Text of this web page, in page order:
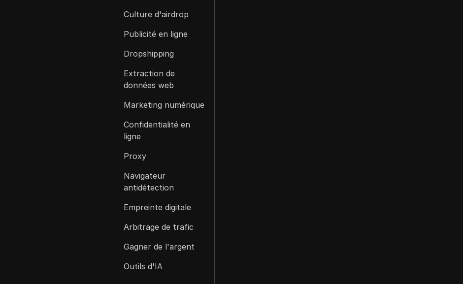
Culture d'airdrop
Publicité en ligne
Dropshipping
Extraction de
données web
Marketing numérique
Confidentialité en
ligne
Proxy
Navigateur
antidétection
Empreinte digitale
Arbitrage de trafic
Gagner de l'argent
Outils d'IA